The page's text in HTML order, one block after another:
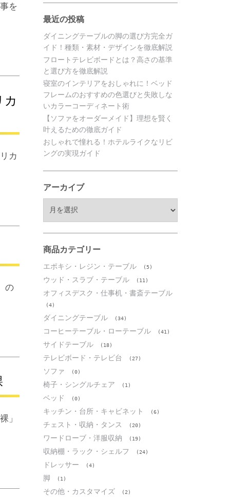
を
カ
カ
の
」
最近の投稿
ダイニングテーブルの脚の選び方完全ガ
イド！種類・素材・デザインを徹底解説
フロートテレビボードとは？高さの基準
と選び方を徹底解説
寝室のインテリアをおしゃれに！ベッド
フレームのおすすめの色選びと失敗しな
いカラーコーディネート術
【ソファをオーダーメイド】理想を賢く
叶えるための徹底ガイド
おしゃれで憧れる！ホテルライクなリビ
ングの実現ガイド
アーカイブ
ブ
商品カテゴリー
エポキシ・レジン・テーブル (5)
ウッド・スラブ・テーブル (11)
オフィスデスク・仕事机・書斎テーブル
(4)
ダイニングテーブル (34)
コーヒーテーブル・ローテーブル (41)
サイドテーブル (18)
テレビボード・テレビ台 (27)
ソファ (0)
椅子・シングルチェア (1)
ベッド (0)
キッチン・台所・キャビネット (6)
チェスト・収納・タンス (20)
ワードローブ・洋服収納 (19)
収納棚・ラック・シェルフ (24)
ドレッサー (4)
脚 (1)
その他・カスタマイズ (2)